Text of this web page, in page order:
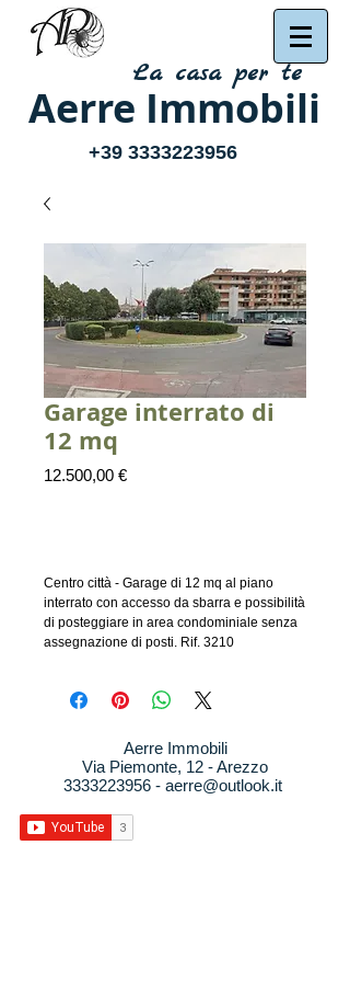
Aerre Immobili
La casa per te
+39 3333223956
Garage interrato di
12 mq
12.500,00 €Prezzo
Centro città - Garage di 12 mq al piano
interrato con accesso da sbarra e possibilità
di posteggiare in area condominiale senza
assegnazione di posti. Rif. 3210
Aerre Immobili
Via Piemonte, 12 - Arezzo
3333223956 - aerre@outlook.it